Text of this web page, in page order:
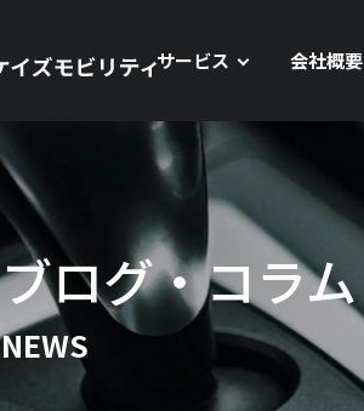
サービス 会社概要
ブログ・コラム
NEWS